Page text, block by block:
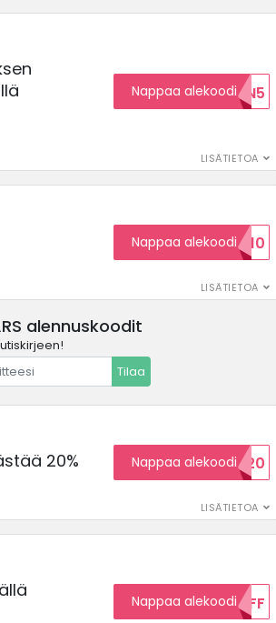
LISÄTIETOA
Nappaa alekoodi
ALENNUKSEN5
LISÄTIETOA
Nappaa alekoodi
KOODID10
alennuskoodit
Tilaa
20%
LISÄTIETOA
Nappaa alekoodi
WELCOME20
Nappaa alekoodi15OFF